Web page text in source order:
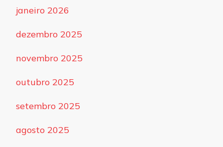
janeiro 2026
dezembro 2025
novembro 2025
outubro 2025
setembro 2025
agosto 2025